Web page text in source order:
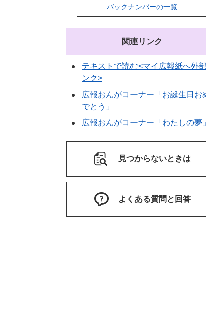
バックナンバーの一覧
関連リンク
テキストで読む<マイ広報紙へ外
ンク>
広報おんがコーナー「お誕生日お
でとう」
広報おんがコーナー「わたしの夢」
見つからないときは
よくある質問と回答